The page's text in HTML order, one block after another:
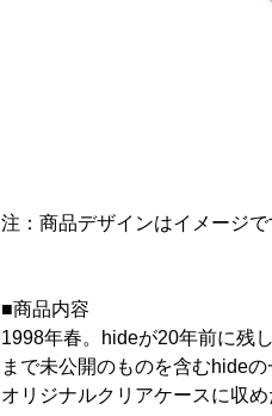
注：商品デザインはイメージ
■商品内容
1998年春。hideが20年前に残
まで未公開のものを含むhide
オリジナルクリアケースに収